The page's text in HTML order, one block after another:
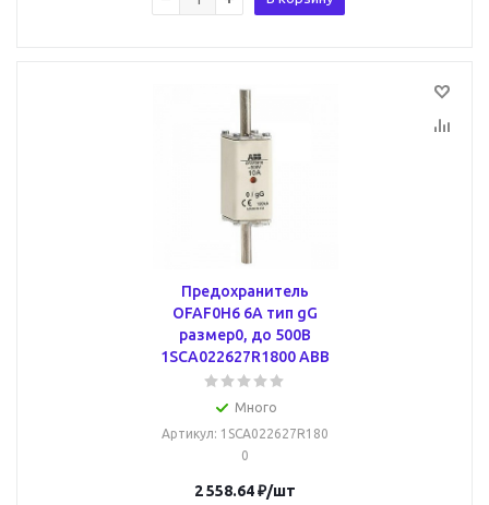
Предохранитель
OFAF0H6 6A тип gG
размер0, до 500В
1SCA022627R1800 ABB
Много
Артикул: 1SCA022627R180
0
2 558.64₽/шт